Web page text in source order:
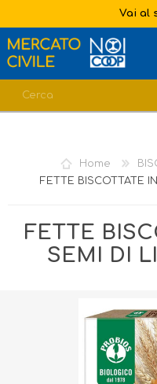
Vai al
LISTA DEI DESIDERI
Home
FETTE BISCOTTATE
FETTE
SEMI DI